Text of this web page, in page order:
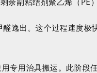
逸出。这个过程速度极
专用治具搬运。此阶段